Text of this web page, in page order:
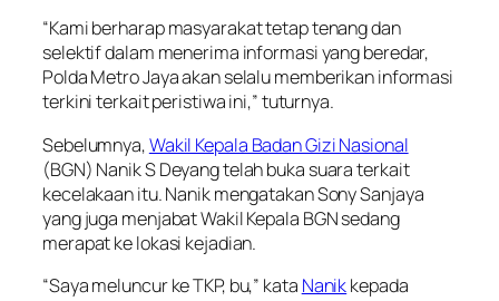
“Kami berharap masyarakat tetap tenang dan
selektif dalam menerima informasi yang beredar,
Polda Metro Jaya akan selalu memberikan informasi
terkini terkait peristiwa ini,” tuturnya.
Sebelumnya,Wakil Kepala Badan Gizi Nasional
(BGN) Nanik S Deyang telah buka suara terkait
kecelakaan itu. Nanik mengatakan Sony Sanjaya
yang juga menjabat Wakil Kepala BGN sedang
merapat ke lokasi kejadian.
“Saya meluncur ke TKP, bu,” kata Nanikkepada